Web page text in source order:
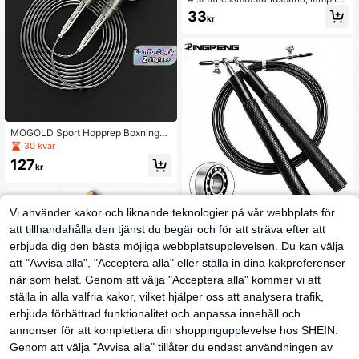
MOGOLD Sport Hopprep Boxningse
rsättning Sport Bodybuilding Viktad
Sport Bodybuilding Sport Hopprep
Vikter Fitness Gym Man Profession
ativt Rep Justerbart Rep Gym Vikt
30 kvar
127kr
för kvinnors träning. Resårband och
träningsbandset, kan användas för
pilates, gym och hemmaträning.
33kr
LINGPENG Professionellt hopprep f
ör sport, fitness och viktminskning,
utformat för studenters idrottslektio
ner och universitetsprov
59kr
Vi använder kakor och liknande teknologier på vår webbplats för
att tillhandahålla den tjänst du begär och för att sträva efter att
erbjuda dig den bästa möjliga webbplatsupplevelsen. Du kan välja
att "Avvisa alla", "Acceptera alla" eller ställa in dina kakpreferenser
när som helst. Genom att välja "Acceptera alla" kommer vi att
ställa in alla valfria kakor, vilket hjälper oss att analysera trafik,
erbjuda förbättrad funktionalitet och anpassa innehåll och
annonser för att komplettera din shoppingupplevelse hos SHEIN.
Genom att välja "Avvisa alla" tillåter du endast användningen av